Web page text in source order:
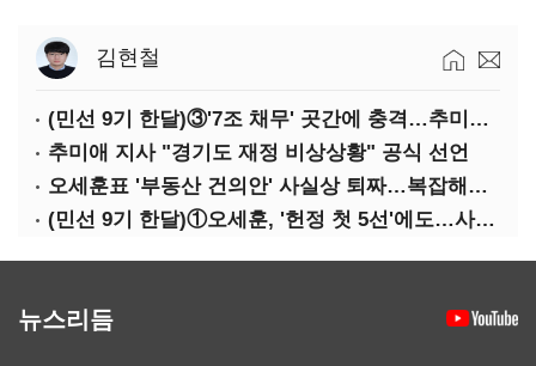
김현철
(민선 9기 한달)③'7조 채무' 곳간에 충격…추미애, 20년만에 '비상재정' 선언 승부수
추미애 지사 "경기도 재정 비상상황" 공식 선언
오세훈표 '부동산 건의안' 사실상 퇴짜…복잡해진 '재개발 31만호' 셈법
(민선 9기 한달)①오세훈, '헌정 첫 5선'에도…사법리스크·여소야대에 발목
뉴스리듬